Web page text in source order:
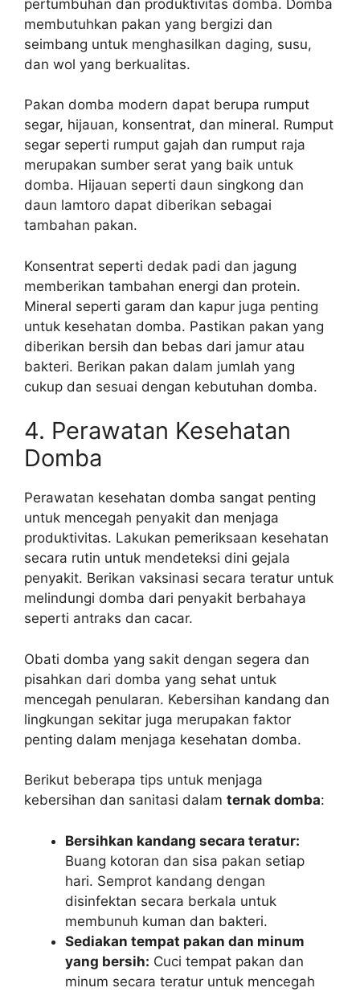
pertumbuhan dan produktivitas domba. Domba
membutuhkan pakan yang bergizi dan
seimbang untuk menghasilkan daging, susu,
dan wol yang berkualitas.
Pakan domba modern dapat berupa rumput
segar, hijauan, konsentrat, dan mineral. Rumput
segar seperti rumput gajah dan rumput raja
merupakan sumber serat yang baik untuk
domba. Hijauan seperti daun singkong dan
daun lamtoro dapat diberikan sebagai
tambahan pakan.
Konsentrat seperti dedak padi dan jagung
memberikan tambahan energi dan protein.
Mineral seperti garam dan kapur juga penting
untuk kesehatan domba. Pastikan pakan yang
diberikan bersih dan bebas dari jamur atau
bakteri. Berikan pakan dalam jumlah yang
cukup dan sesuai dengan kebutuhan domba.
4. Perawatan Kesehatan
Domba
Perawatan kesehatan domba sangat penting
untuk mencegah penyakit dan menjaga
produktivitas. Lakukan pemeriksaan kesehatan
secara rutin untuk mendeteksi dini gejala
penyakit. Berikan vaksinasi secara teratur untuk
melindungi domba dari penyakit berbahaya
seperti antraks dan cacar.
Obati domba yang sakit dengan segera dan
pisahkan dari domba yang sehat untuk
mencegah penularan. Kebersihan kandang dan
lingkungan sekitar juga merupakan faktor
penting dalam menjaga kesehatan domba.
Berikut beberapa tips untuk menjaga
kebersihan dan sanitasi dalam ternak domba:
Bersihkan kandang secara teratur:
Buang kotoran dan sisa pakan setiap
hari. Semprot kandang dengan
disinfektan secara berkala untuk
membunuh kuman dan bakteri.
Sediakan tempat pakan dan minum
yang bersih: Cuci tempat pakan dan
minum secara teratur untuk mencegah